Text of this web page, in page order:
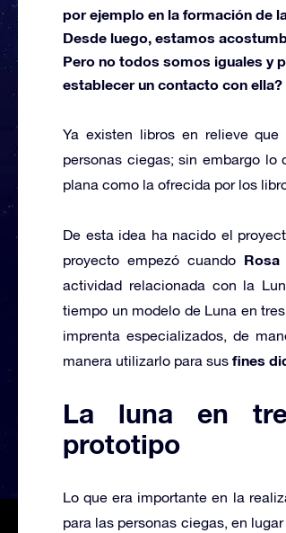
por ejemplo en la formación de
Desde luego, estamos
Pero no todos somos iguales y
establecer un contacto con ella?
Ya existen libros en relieve
personas ciegas; sin embargo
plana como la ofrecida por los
De esta idea ha nacido el
proyecto empezó cuando Rosa
actividad relacionada con la
tiempo un modelo de Luna en
imprenta especializados, de
manera utilizarlo para sus fines
La luna en
prototipo
Lo que era importante en la
para las personas ciegas, en